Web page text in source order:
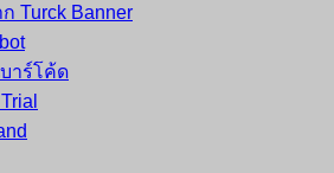
Turck Banner
าร์โค้ด